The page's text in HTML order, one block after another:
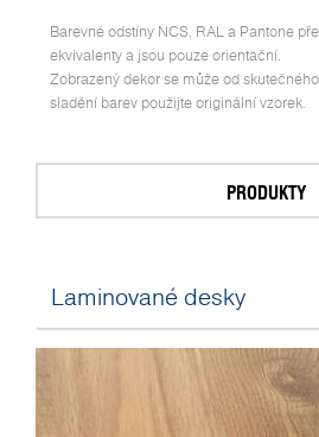
Barevné odstíny NCS, RAL a Pantone
ekvivalenty a jsou pouze orientační.
Zobrazený dekor se může od
sladění barev použijte originální vzorek.
PRODUKTY
Laminované desky